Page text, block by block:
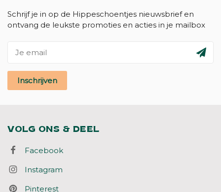
Schrijf je in op de Hippeschoentjes nieuwsbrief en
ontvang de leukste promoties en acties in je mailbox
Inschrijven
VOLG ONS & DEEL
Facebook
Instagram
Pinterest